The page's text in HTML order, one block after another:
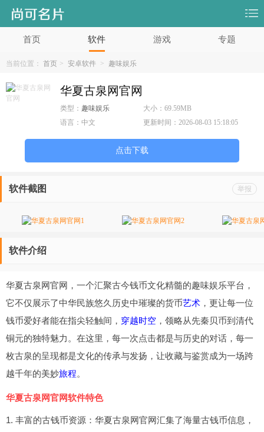
首页 软件 游戏 专题
当前位置： 首页 > 安卓软件 > 趣味娱乐
华夏古泉网官网
类型： 趣味娱乐 大小：69.59MB
语言： 中文 更新时间：2026-08-03 15:18:05
点击下载
举报
软件截图
软件介绍
华夏古泉网官网，一个汇聚古今钱币文化精髓的趣味娱乐平台，
它不仅展示了中华民族悠久历史中璀璨的货币艺术 ，更让每一位
钱币爱好者能在指尖轻触间， 穿越时空 ，领略从先秦贝币到清代
铜元的独特魅力。在这里，每一次点击都是与历史的对话，每一
枚古泉的呈现都是文化的传承与发扬，让收藏与鉴赏成为一场跨
越千年的美妙旅程。
华夏古泉网官网软件特色
1. 丰富的古钱币资源：华夏古泉网官网汇集了海量古钱币信息，